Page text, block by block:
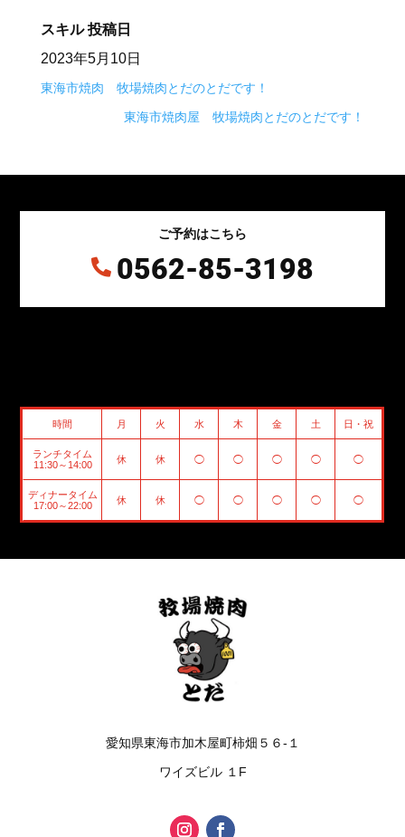
スキル 投稿日
2023年5月10日
東海市焼肉 牧場焼肉とだのとだです！
東海市焼肉屋 牧場焼肉とだのとだです！
ご予約はこちら
 0562-85-3198
時間 月 火 水 木 金 土 日・祝
ランチタイム
11:30～14:00
休 休 ◯ ◯ ◯ ◯ ◯
ディナータイム
17:00～22:00
休 休 ◯ ◯ ◯ ◯ ◯
愛知県東海市加木屋町柿畑５６-１
ワイズビル １F